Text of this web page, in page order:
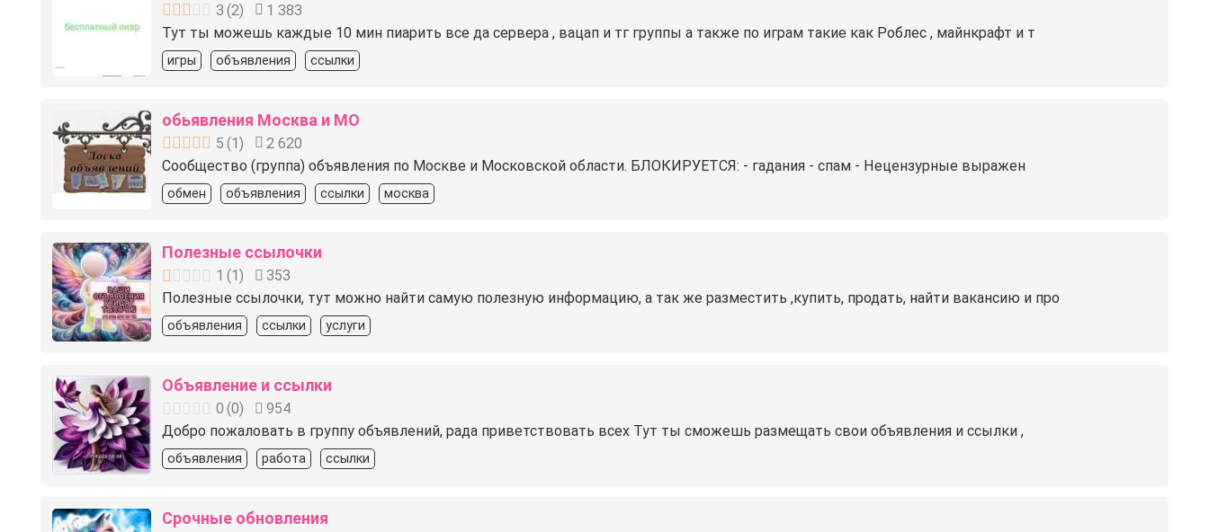
3 (2)
1 383
Тут ты можешь каждые 10 мин пиарить все да сервера , вацап и тг группы а также по играм такие как Роблес , майнкрафт и т
игры объявления ссылки
обьявления Москва и МО
5 (1)
2 620
Сообщество (группа) объявления по Москве и Московской области. БЛОКИРУЕТСЯ: - гадания - спам - Нецензурные выражен
обмен объявления ссылки москва
Полезные ссылочки
1 (1 )
353
Полезные ссылочки, тут можно найти самую полезную информацию, а так же разместить ,купить, продать, найти вакансию и про
объявления ссылки услуги
Объявление и ссылки
0 (0)
954
Добро пожаловать в группу объявлений, рада приветствовать всех Тут ты сможешь размещать свои объявления и ссылки ,
объявления работа ссылки
Срочные обновления